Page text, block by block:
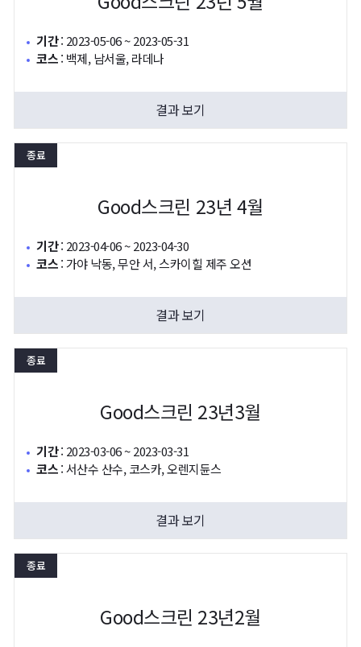
기간: 2023-05-06 ~ 2023-05-31
코스: 백제, 남서울, 라데나
결과 보기
종료
Good스크린 23년 4월
기간: 2023-04-06 ~ 2023-04-30
코스:가야 낙동, 무안 서, 스카이힐 제주 오션
결과 보기
종료
Good스크린 23년3월
기간: 2023-03-06 ~ 2023-03-31
코스:서산수 산수, 코스카, 오렌지듄스
결과 보기
종료
Good스크린 23년2월